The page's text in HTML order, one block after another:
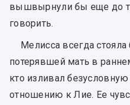
вышвырнули бы еще до
говорить.
Мелисса всегда
потерявшей мать в
кто изливал
отношению к Лие. Ее